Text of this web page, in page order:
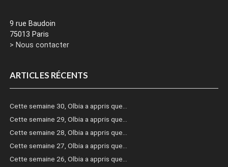
9 rue Baudoin
75013 Paris
> Nous contacter
ARTICLES RÉCENTS
Cette semaine 30, Olbia a appris que…
Cette semaine 29, Olbia a appris que…
Cette semaine 28, Olbia a appris que…
Cette semaine 27, Olbia a appris que…
Cette semaine 26, Olbia a appris que…